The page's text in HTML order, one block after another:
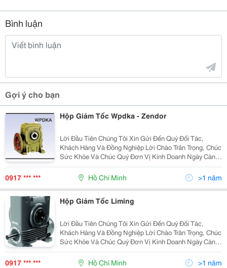
Bình luận
Gợi ý cho bạn
Hộp Giảm Tốc Wpdka - Zendor
Lời Đầu Tiên Chúng Tôi Xin Gửi Đến Quý Đối Tác,
Khách Hàng Và Đồng Nghiệp Lời Chào Trân Trọng, Chúc
Sức Khỏe Và Chúc Quý Đơn Vị Kinh Doanh Ngày Càng
Phát Đạt Và Thịnh Vượng! Công Ty Đông Phong Đã Trở
Thành Một Trong Những Nhà Phân Phối, Đại Lý Cun
0917 *** *** Hồ Chí Minh >1 năm
Hộp Giảm Tốc Liming
Lời Đầu Tiên Chúng Tôi Xin Gửi Đến Quý Đối Tác,
Khách Hàng Và Đồng Nghiệp Lời Chào Trân Trọng, Chúc
Sức Khỏe Và Chúc Quý Đơn Vị Kinh Doanh Ngày Càng
Phát Đạt Và Thịnh Vượng! Công Ty Đông Phong Đã Trở
Thành Một Trong Những Nhà Phân Phối, Đại Lý Cun
0917 *** *** Hồ Chí Minh >1 năm